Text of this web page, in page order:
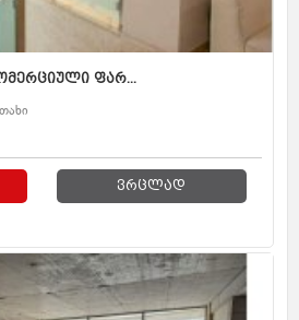
ფარ...
ვრცლად